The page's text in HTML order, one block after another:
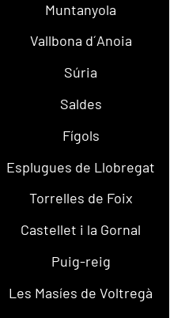
Muntanyola
Vallbona d´Anoia
Súria
Saldes
Fígols
Esplugues de Llobregat
Torrelles de Foix
Castellet i la Gornal
Puig-reig
Les Masíes de Voltregà